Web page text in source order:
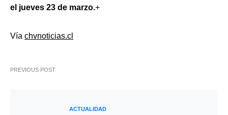
el jueves 23 de marzo.+
Vía chvnoticias.cl
PREVIOUS POST
ACTUALIDAD